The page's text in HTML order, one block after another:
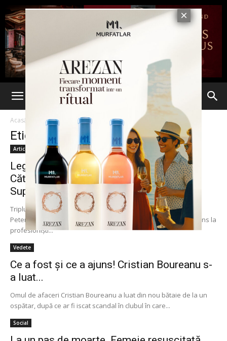
Acasă Etichete Mamaia
Etichetă: Mamaia
Articole
Legendarul Peter Aerts îl provoacă pe
Cătălin Moroșanu înaintea galei
Superkombat...
Triplul campion mondial K-1 și de alte trei ori finalist în Japonia,
Peter Aerts, anunță că sportivul său, turcul Murat Aygun, neînvins la
profesioniști...
Vedete
Ce a fost și ce a ajuns! Cristian Boureanu s-
a luat...
Omul de afaceri Cristian Boureanu a luat din nou bătaie de la un
ospătar, după ce ar fi iscat scandal în clubul în care...
Social